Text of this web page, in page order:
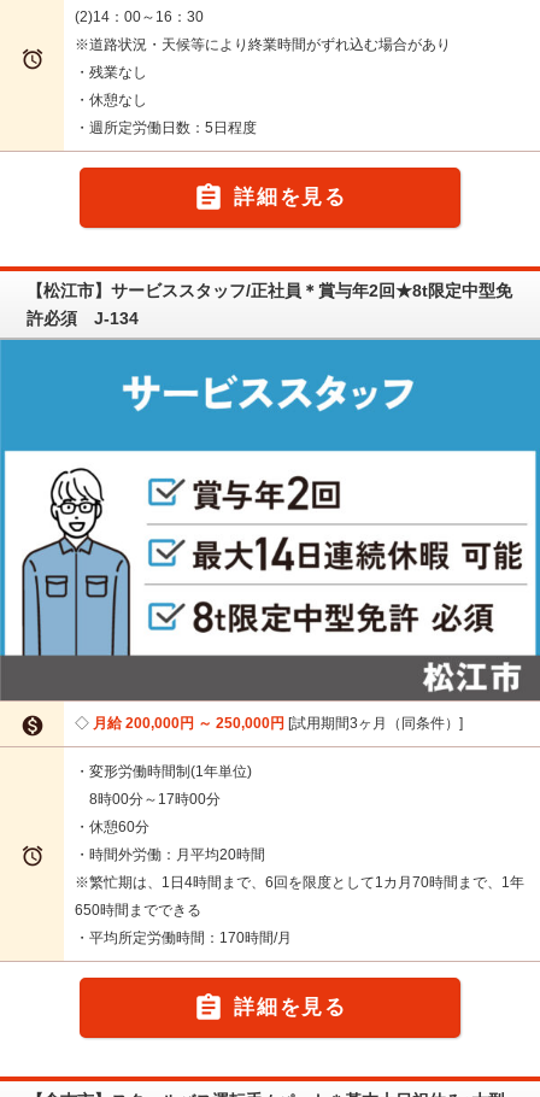

(2)14：00～16：30
※道路状況・天候等により終業時間がずれ込む場合があり
・残業なし
・休憩なし
・週所定労働日数：5日程度
 詳細を見る
【松江市】サービススタッフ/正社員＊賞与年2回★8t限定中型免
許必須 J-134
 月給 200,000円 ～ 250,000円 試用期間3ヶ月（同条件）

・変形労働時間制(1年単位)
8時00分～17時00分
・休憩60分
・時間外労働：月平均20時間
※繁忙期は、1日4時間まで、6回を限度として1カ月70時間まで、1年
650時間までできる
・平均所定労働時間：170時間/月
 詳細を見る